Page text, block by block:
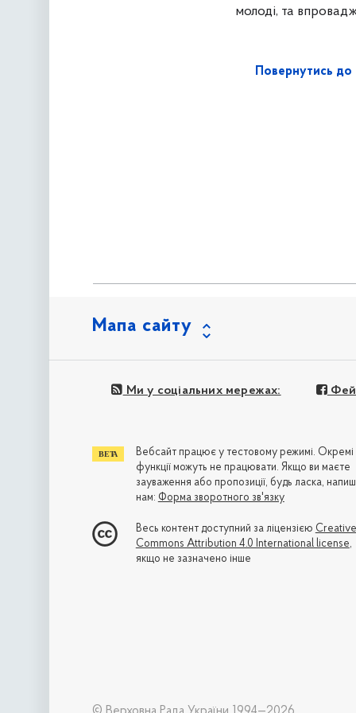
молоді, та
Повернутись до
Мапа сайту
Ми у соціальних мережах:
Вебсайт працює у тестовому режимі. Окремі
функції можуть не працювати. Якщо ви маєте
зауваження або пропозиції, будь ласка,
нам: Форма зворотного зв'язку
Весь контент доступний за ліцензією Creative
Commons Attribution 4.0 International license,
якщо не зазначено інше